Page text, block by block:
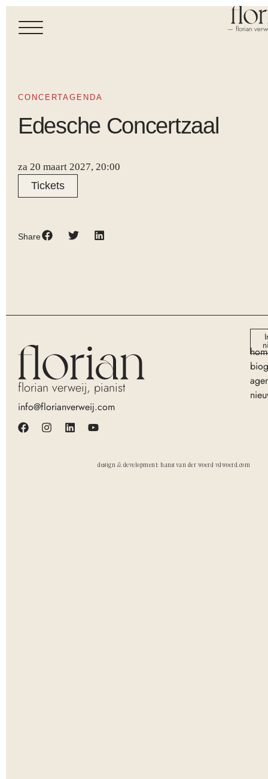
— florian
CONCERTAGENDA
Edesche Concertzaal
za 20 maart 2027, 20:00
Tickets
Share
florian verweij, pianist
info@florianverweij.com
design & development: hans van der woerd vdwoerd.com